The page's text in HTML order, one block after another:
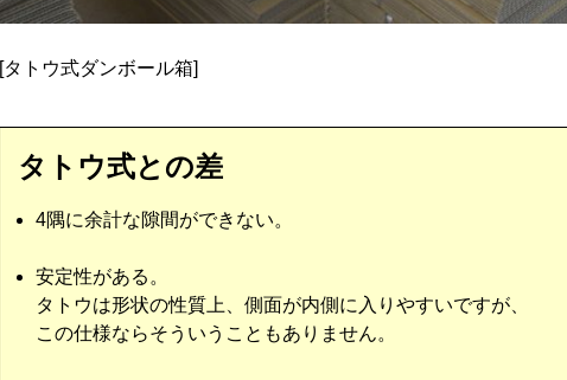
[タトウ式ダンボール箱]
タトウ式との差
4隅に余計な隙間ができない。
安定性がある。
タトウは形状の性質上、側面が内側に入りやすいですが、
この仕様ならそういうこともありません。